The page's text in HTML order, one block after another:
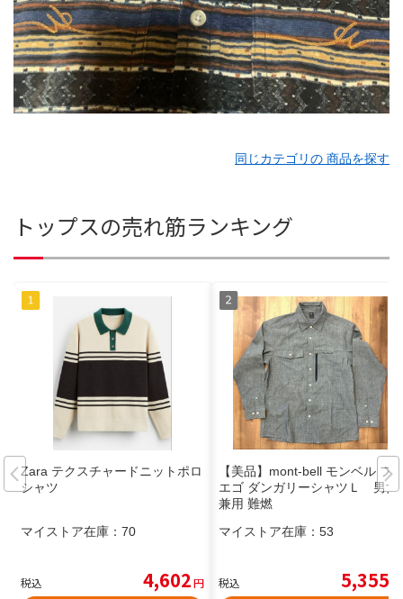
同じカテゴリの 商品を探す
トップスの売れ筋ランキング
Zara テクスチャードニットポロ
シャツ
マイストア在庫： 70
税込 4,602円
【美品】mont-bell モンベル フ
エゴ ダンガリーシャツＬ 男女
兼用 難燃
マイストア在庫： 53
税込 5,355